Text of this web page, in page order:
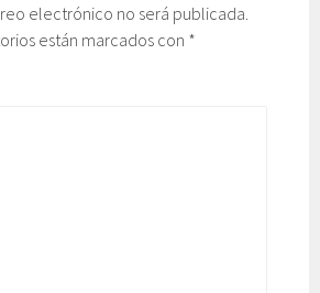
electrónico no será publicada.
están marcados con *